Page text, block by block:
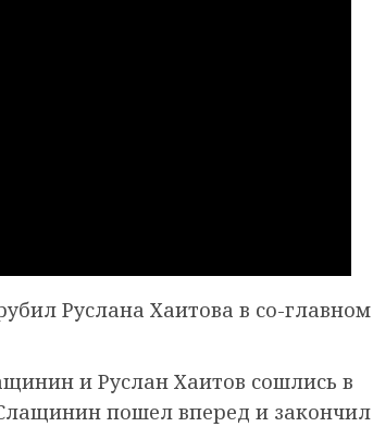
Руслана Хаитова в со-главном
и Руслан Хаитов сошлись в
пошел вперед и закончил